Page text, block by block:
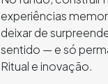
experiências
deixar de
sentido — e só
Ritual e inovação.